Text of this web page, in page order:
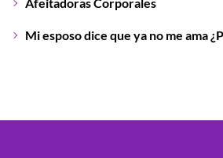
Mi esposo dice que ya no me ama